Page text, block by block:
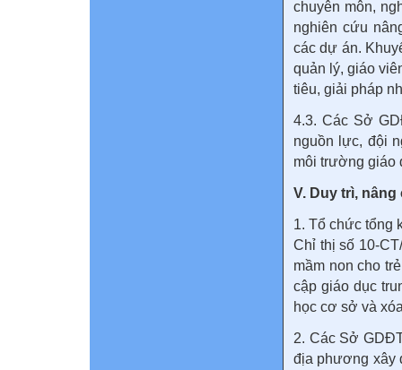
chuyên môn,
nghiên cứu
các dự án.
quản lý, giáo
tiêu, giải pháp
4.3. Các Sở
nguồn lực, đội
môi trường giáo
V. Duy trì,
1. Tổ chức tổng
Chỉ thị số 10-
mầm non cho
cập giáo dục
học cơ sở và
2. Các Sở
địa phương xây